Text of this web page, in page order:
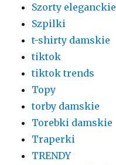
Szorty eleganckie
Szpilki
t-shirty damskie
tiktok
tiktok trends
Topy
torby damskie
Torebki damskie
Traperki
TRENDY